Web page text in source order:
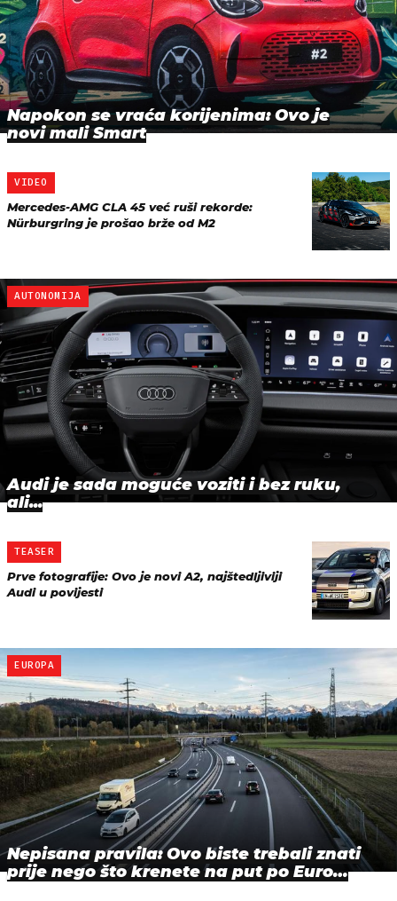
Napokon se vraća korijenima: Ovo je
novi mali Smart
VIDEO
Mercedes-AMG CLA 45 već ruši rekorde:
Nürburgring je prošao brže od M2
AUTONOMIJA
Audi je sada moguće voziti i bez ruku,
ali...
TEASER
Prve fotografije: Ovo je novi A2, najštedljiviji
Audi u povijesti
EUROPA
Nepisana pravila: Ovo biste trebali znati
prije nego što krenete na put po Euro…